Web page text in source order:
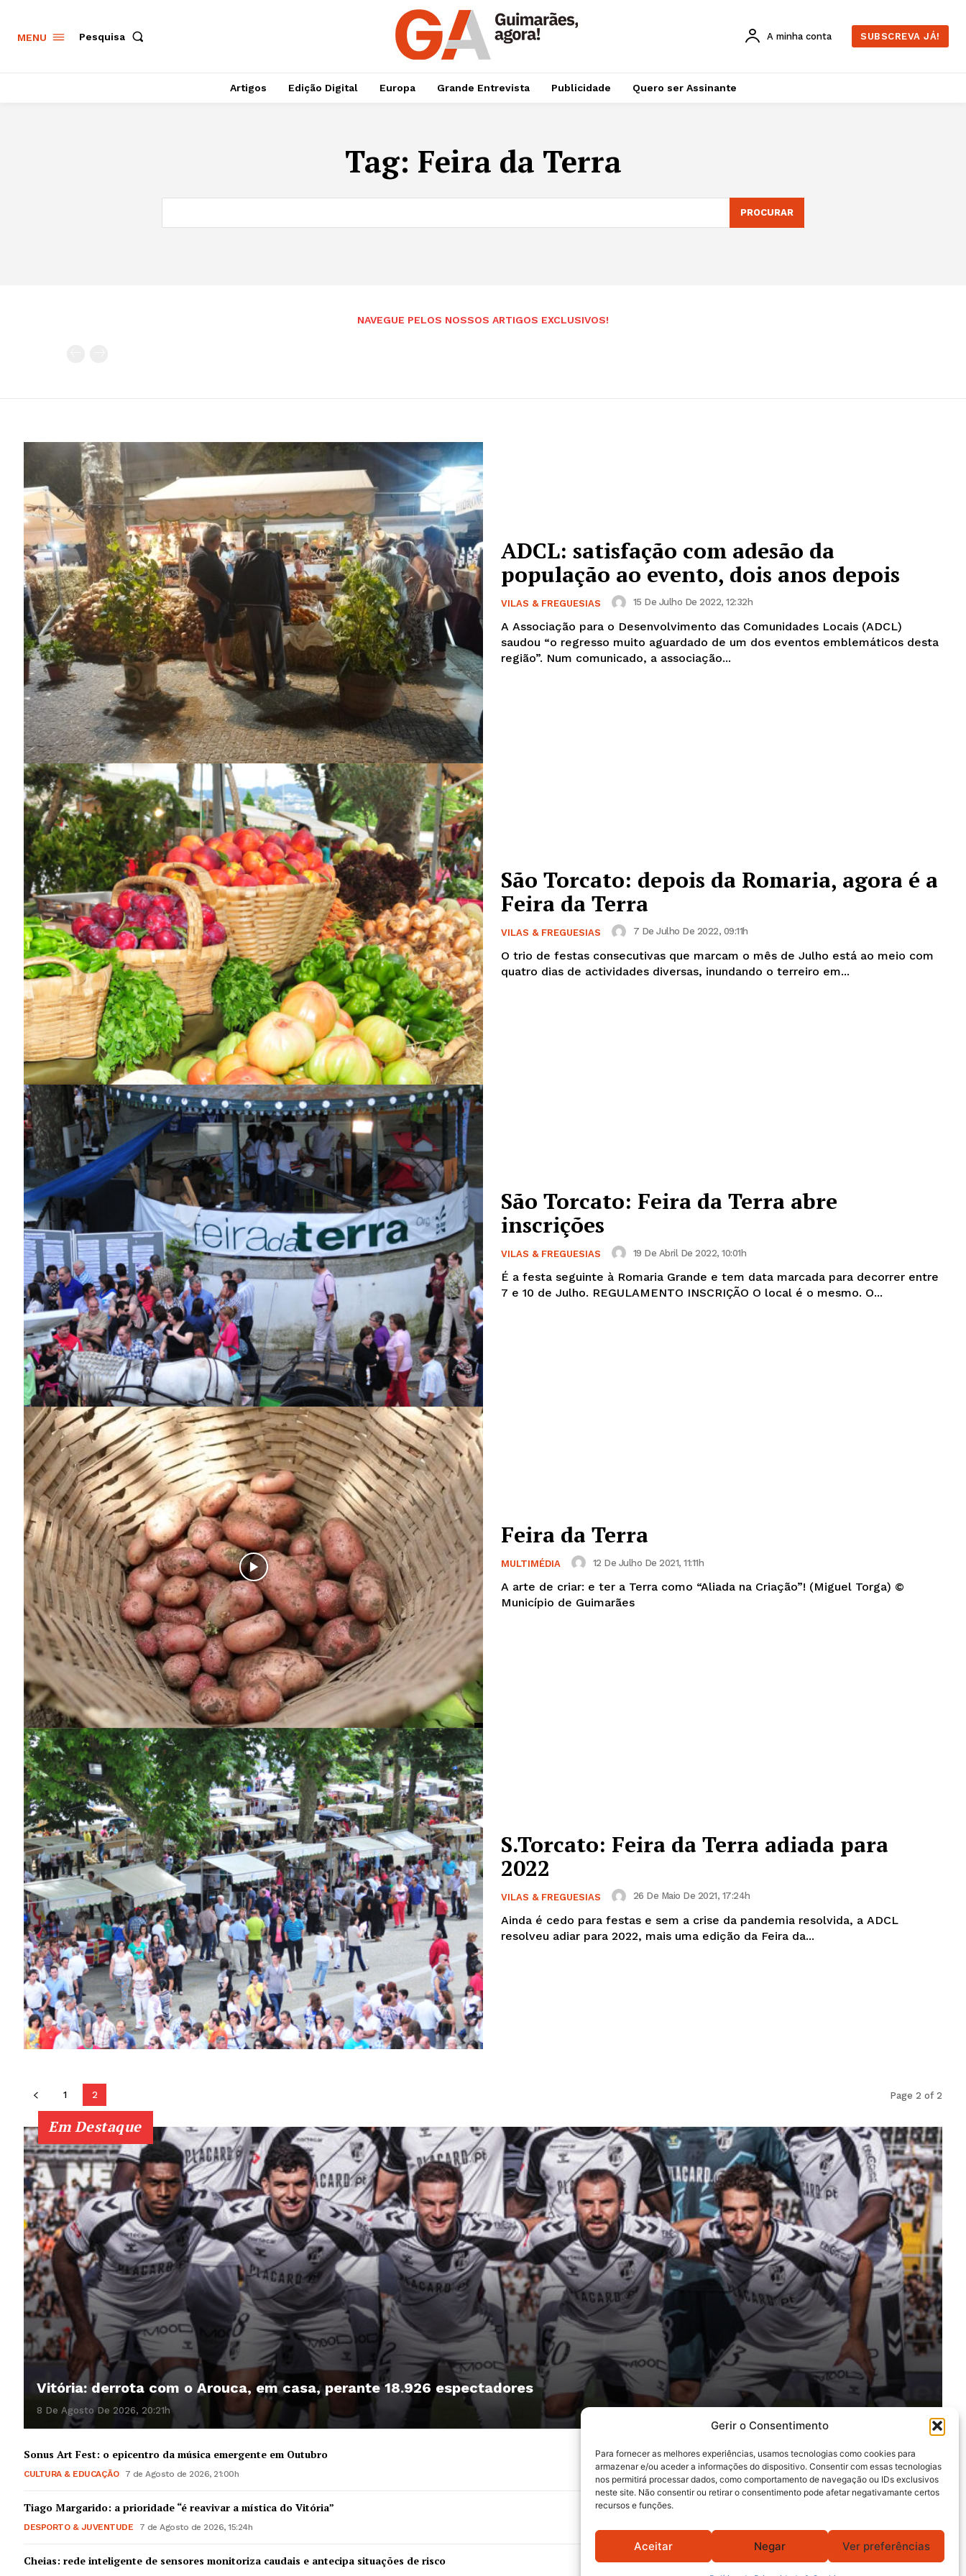
Guimarães, agora!
SUBSCREVA JÁ!
Institucional
Artigos
Edição Digital
Europa
Grande Entrevista
Publicidade
Quero ser Assinante
Gerir o Consentimento
Para fornecer as melhores experiências, usamos tecnologias como cookies para
armazenar e/ou aceder a informações do dispositivo. Consentir com essas tecnologias
nos permitirá processar dados, como comportamento de navegação ou IDs exclusivos
neste site. Não consentir ou retirar o consentimento pode afetar negativamante certos
recursos e funções.
Aceitar Negar Ver preferências
MENU Pesquisa A minha conta SUBSCREVA JÁ!
Artigos Edição Digital Europa Grande Entrevista Publicidade Quero ser Assinante
Tag: Feira da Terra
PROCURAR
NAVEGUE PELOS NOSSOS ARTIGOS EXCLUSIVOS!
ADCL: satisfação com adesão da
população ao evento, dois anos depois
VILAS & FREGUESIAS 15 De Julho De 2022, 12:32h
A Associação para o Desenvolvimento das Comunidades Locais (ADCL)
saudou “o regresso muito aguardado de um dos eventos emblemáticos desta
região”. Num comunicado, a associação...
São Torcato: depois da Romaria, agora é a
Feira da Terra
VILAS & FREGUESIAS 7 De Julho De 2022, 09:11h
O trio de festas consecutivas que marcam o mês de Julho está ao meio com
quatro dias de actividades diversas, inundando o terreiro em...
São Torcato: Feira da Terra abre
inscrições
VILAS & FREGUESIAS 19 De Abril De 2022, 10:01h
É a festa seguinte à Romaria Grande e tem data marcada para decorrer entre
7 e 10 de Julho. REGULAMENTO INSCRIÇÃO O local é o mesmo. O...
Feira da Terra
MULTIMÉDIA 12 De Julho De 2021, 11:11h
A arte de criar: e ter a Terra como “Aliada na Criação”! (Miguel Torga) ©
Município de Guimarães
S.Torcato: Feira da Terra adiada para
2022
VILAS & FREGUESIAS 26 De Maio De 2021, 17:24h
Ainda é cedo para festas e sem a crise da pandemia resolvida, a ADCL
resolveu adiar para 2022, mais uma edição da Feira da...
1 2 Page 2 of 2
Em Destaque
Vitória: derrota com o Arouca, em casa, perante 18.926 espectadores
8 De Agosto De 2026, 20:21h
Sonus Art Fest: o epicentro da música emergente em Outubro
CULTURA & EDUCAÇÃO 7 de Agosto de 2026, 21:00h
Tiago Margarido: a prioridade “é reavivar a mística do Vitória”
DESPORTO & JUVENTUDE 7 de Agosto de 2026, 15:24h
Cheias: rede inteligente de sensores monitoriza caudais e antecipa situações de risco